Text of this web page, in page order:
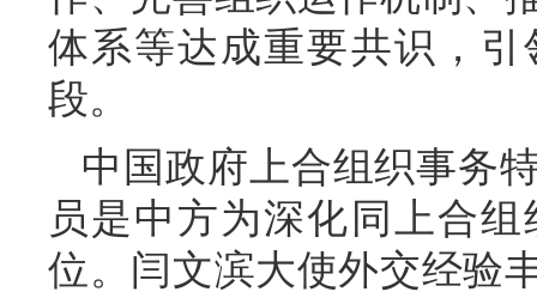
体系等达成重要共识，
段。
中国政府上合组织事务
员是中方为深化同上合
位。闫文滨大使外交经验